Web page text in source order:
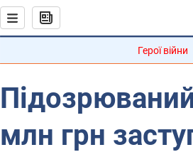
Герої війни
млн грн